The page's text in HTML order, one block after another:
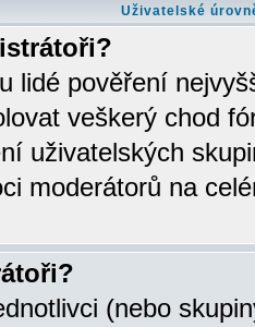
Uživatelské
lidé pověření
veškerý chod
uživatelských
moderátorů na
(nebo